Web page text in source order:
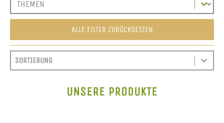
ALLE FILTER ZURÜCKSETZEN
SORTIEREN
SORT CONTENT
SORT CONTENT
UNSERE PRODUKTE